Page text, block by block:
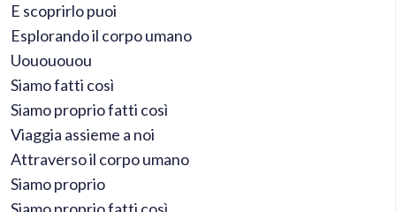
E scoprirlo puoi
Esplorando il corpo umano
Uouououou
Siamo fatti così
Siamo proprio fatti così
Viaggia assieme a noi
Attraverso il corpo umano
Siamo proprio